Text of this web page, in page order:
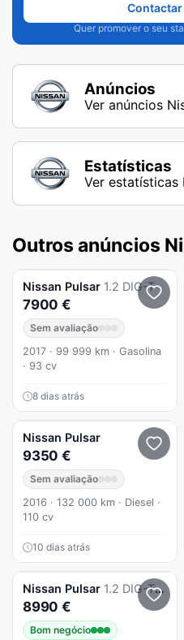
Quer promover o seu
Anúncios
Ver anúncios
Estatísticas
Ver estatísticas
Outros anúncios
Nissan Pulsar 1.2 DIG-T
7900 €
Sem avaliação
2017 · 99 999 km · Gasolina
· 93 cv
8 dias atrás
Nissan Pulsar
9350 €
Sem avaliação
2016 · 132 000 km · Diesel ·
110 cv
10 dias atrás
Nissan Pulsar 1.2 DIG-T Acenta J17
8990 €
Bom negócio